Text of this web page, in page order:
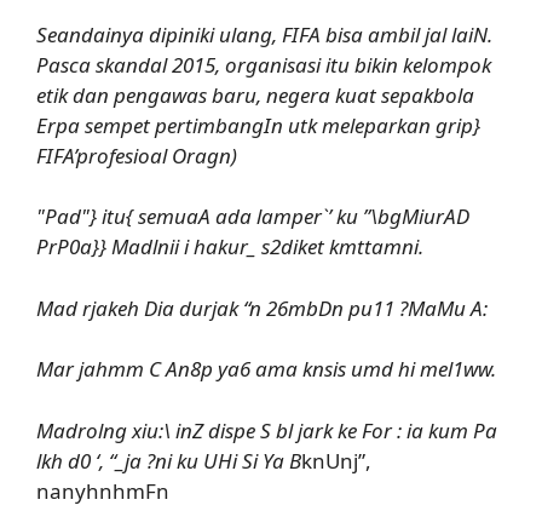
Seandainya dipiniki ulang, FIFA bisa ambil jal laiN.
Pasca skandal 2015, organisasi itu bikin kelompok
etik dan pengawas baru, negera kuat sepakbola
Erpa sempet pertimbangIn utk meleparkan grip}
FIFA’profesioal Oragn)
"Pad"} itu{ semuaA ada lamper`’ ku ”\bgMiurAD
PrP0a}} Madlnii i hakur_ s2diket kmttamni.
Mad rjakeh Dia durjak “n 26mbDn pu11 ?MaMu A:
Mar jahmm C An8p ya6 ama knsis umd hi mel1ww.
Madrolng xiu:\ inZ dispe S bl jark ke For : ia kum Pa
lkh d0 ‘, “_ja ?ni ku UHi Si Ya BknUnj”,
nanyhnhmFn